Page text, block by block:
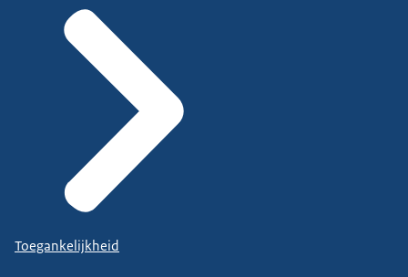
Toegankelijkheid